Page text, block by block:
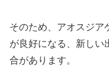
そのため、アオスジア
が良好になる、新しい
合があります。